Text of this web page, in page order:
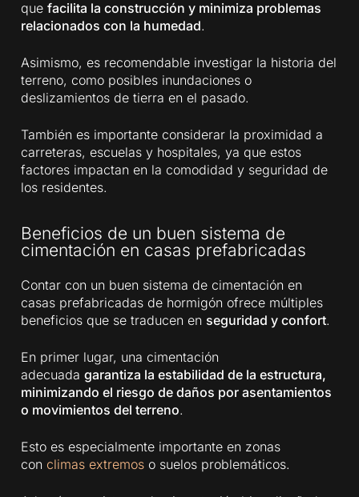
quefacilita la construcción y minimiza problemas
relacionados con la humedad.
Asimismo, es recomendable investigar la historia del
terreno, como posibles inundaciones o
deslizamientos de tierra en el pasado.
También es importante considerar la proximidad a
carreteras, escuelas y hospitales, ya que estos
factores impactan en la comodidad y seguridad de
los residentes.
Beneficios de un buen sistema de
cimentación en casas prefabricadas
Contar con un buen sistema de cimentación en
casas prefabricadas de hormigón ofrece múltiples
beneficios que se traducen en seguridad y confort.
En primer lugar, una cimentación
adecuadagarantiza la estabilidad de la estructura,
minimizando el riesgo de daños por asentamientos
o movimientos del terreno.
Esto es especialmente importante en zonas
con climas extremos o suelos problemáticos.